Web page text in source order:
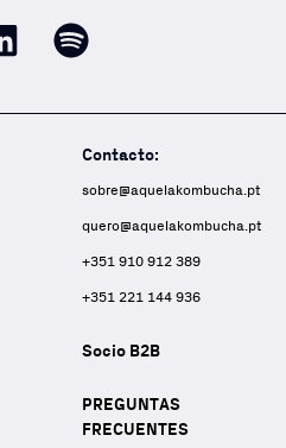
Contacto:
sobre@aquelakombucha.pt
quero@aquelakombucha.pt
+351 910 912 389
+351 221 144 936
Socio B2B
PREGUNTAS
FRECUENTES